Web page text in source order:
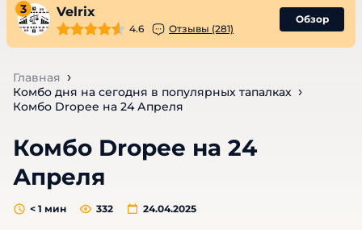
3 Velrix
4.6 Отзывы (281)
Обзор
Главная
Комбо дня на сегодня в популярных тапалках
Комбо Dropee на 24 Апреля
Комбо Dropee на 24
Апреля
24.04.2025
< 1 мин 332